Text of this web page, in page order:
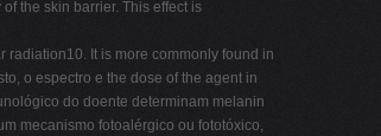
the skin barrier. This effect is
It is more commonly found in
o espectro e the dose of the agent in
do doente determinam melanin
mecanismo fotoalérgico ou fototóxico,